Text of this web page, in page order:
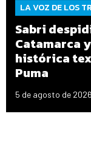
LA VOZ DE LOS
Sabri
Catamarca
histórica
Puma
5 de agosto de 2026